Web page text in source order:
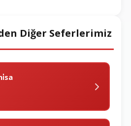
Diğer Seferlerimiz